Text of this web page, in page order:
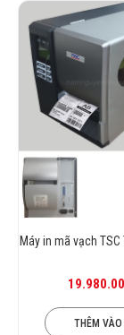
Máy in mã vạch
THÊM VÀO